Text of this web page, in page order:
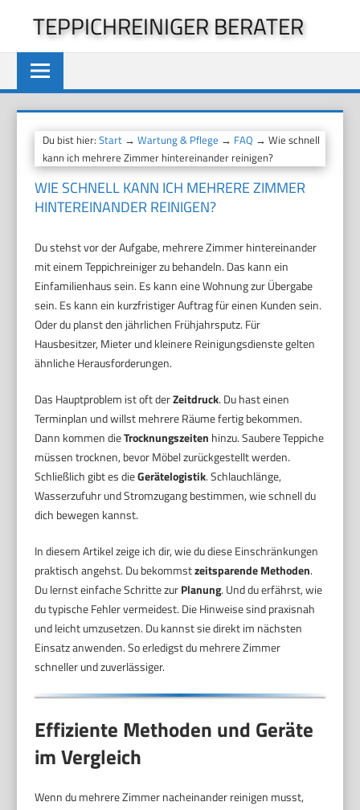
springen
TEPPICHREINIGER BERATER
Du bist hier:Start →Wartung & Pflege → FAQ → Wie schnell
kann ich mehrere Zimmer hintereinander reinigen?
WIE SCHNELL KANN ICH MEHRERE ZIMMER
HINTEREINANDER REINIGEN?
Du stehst vor der Aufgabe, mehrere Zimmer hintereinander
mit einem Teppichreiniger zu behandeln. Das kann ein
Einfamilienhaus sein. Es kann eine Wohnung zur Übergabe
sein. Es kann ein kurzfristiger Auftrag für einen Kunden sein.
Oder du planst den jährlichen Frühjahrsputz. Für
Hausbesitzer, Mieter und kleinere Reinigungsdienste gelten
ähnliche Herausforderungen.
Das Hauptproblem ist oft derZeitdruck. Du hast einen
Terminplan und willst mehrere Räume fertig bekommen.
Dann kommen dieTrocknungszeiten hinzu. Saubere Teppiche
müssen trocknen, bevor Möbel zurückgestellt werden.
Schließlich gibt es dieGerätelogistik. Schlauchlänge,
Wasserzufuhr und Stromzugang bestimmen, wie schnell du
dich bewegen kannst.
In diesem Artikel zeige ich dir, wie du diese Einschränkungen
praktisch angehst. Du bekommstzeitsparende Methoden.
Du lernst einfache Schritte zurPlanung. Und du erfährst, wie
du typische Fehler vermeidest. Die Hinweise sind praxisnah
und leicht umzusetzen. Du kannst sie direkt im nächsten
Einsatz anwenden. So erledigst du mehrere Zimmer
schneller und zuverlässiger.
Effiziente Methoden und Geräte
im Vergleich
Wenn du mehrere Zimmer nacheinander reinigen musst,